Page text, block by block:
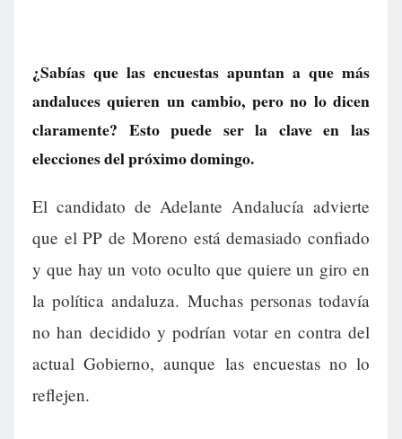
¿Sabías que las encuestas apuntan a que más
andaluces quieren un cambio, pero no lo dicen
claramente? Esto puede ser la clave en las
elecciones del próximo domingo.
El candidato de Adelante Andalucía advierte
que el PP de Moreno está demasiado confiado
y que hay un voto oculto que quiere un giro en
la política andaluza. Muchas personas todavía
no han decidido y podrían votar en contra del
actual Gobierno, aunque las encuestas no lo
reflejen.